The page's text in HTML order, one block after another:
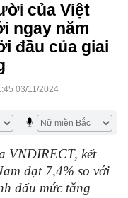
của Việt
ngay năm
đầu của giai
03/11/2024
VNDIRECT, kết
đạt 7,4% so với
dấu mức tăng